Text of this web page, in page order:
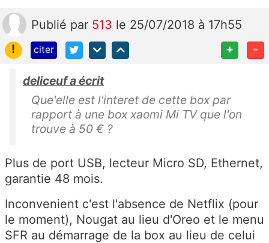
Publié par 513 le 25/07/2018 à 17h55
!
citer + -
deliceuf a écrit
Que'elle est l'interet de cette box par
rapport à une box xaomi Mi TV que l'on
trouve à 50 € ?
Plus de port USB, lecteur Micro SD, Ethernet,
garantie 48 mois.
Inconvenient c'est l'absence de Netflix (pour
le moment), Nougat au lieu d'Oreo et le menu
SFR au démarrage de la box au lieu de celui